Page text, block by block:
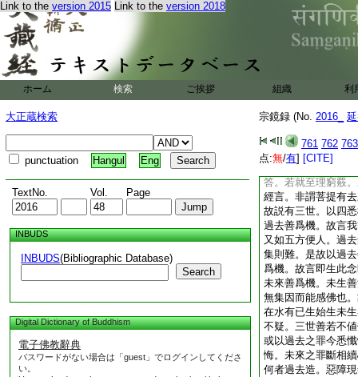
Link to the version 2015 Link to the version 2018
ホーム 検索 ご挨拶 組織 利
大正蔵検索
punctuation Hangul Eng
TextNo. Vol. Page
INBUDS
INBUDS(Bibliographic Database)
Search
Digital Dictionary of Buddhism
電子佛教辭典
パスワードがない場合は「guest」でログインしてくださ
い。
宗鏡録 (No. 2016_
761 762 763
点:無/有] [CITE]
相帶。故得爲機。
約慈以明應相者。
力象見師子。廣説
如請觀音經云。或
拔他苦。慈心熏於
力莊嚴。以此度衆
諸色像。功徳和法
眞金單能度色像耶
問。衆生善惡有三
世。何世爲應。過
至。悉不得爲機。
答。若就至理窮覈
經言。非謂菩提有
故説有三世。以四
過去善爲機。故言
又如五方便人。過
集則難。是故以過
爲機。故言即生此
未來善爲機。未生
無集因而能感佛也
在水有已生始生未
不疑。三世善若不
或以過去之罪今悉
悔。未來之罪斷相
何者過去造。惡障